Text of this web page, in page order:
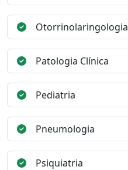
Otorrinolaringologia
Patologia Clínica
Pediatria
Pneumologia
Psiquiatria